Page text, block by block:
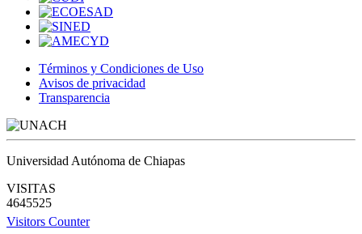
Términos y Condiciones de Uso
Avisos de privacidad
Transparencia
Universidad Autónoma de Chiapas
VISITAS
4645525
Visitors Counter